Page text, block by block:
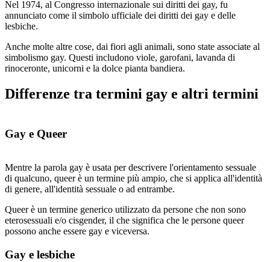
Nel 1974, al Congresso internazionale sui diritti dei gay, fu
annunciato come il simbolo ufficiale dei diritti dei gay e delle
lesbiche.
Anche molte altre cose, dai fiori agli animali, sono state associate al
simbolismo gay. Questi includono viole, garofani, lavanda di
rinoceronte, unicorni e la dolce pianta bandiera.
Differenze tra termini gay e altri termini
Gay e Queer
Mentre la parola gay è usata per descrivere l'orientamento sessuale
di qualcuno, queer è un termine più ampio, che si applica all'identità
di genere, all'identità sessuale o ad entrambe.
Queer è un termine generico utilizzato da persone che non sono
eterosessuali e/o cisgender, il che significa che le persone queer
possono anche essere gay e viceversa.
Gay e lesbiche